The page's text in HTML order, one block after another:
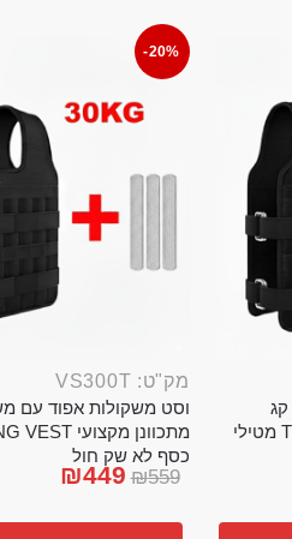
וסט משקולות אפוד עם משקל 20 קג
מתכוונן מקצועי TRAINING VEST מטילי
-20%
מק"ט: VS300T
כסף לא שק חול
₪559
₪449